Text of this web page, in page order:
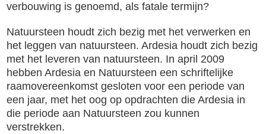
verbouwing is genoemd, als fatale termijn?
Natuursteen houdt zich bezig met het verwerken en
het leggen van natuursteen. Ardesia houdt zich bezig
met het leveren van natuursteen. In april 2009
hebben Ardesia en Natuursteen een schriftelijke
raamovereenkomst gesloten voor een periode van
een jaar, met het oog op opdrachten die Ardesia in
die periode aan Natuursteen zou kunnen
verstrekken.